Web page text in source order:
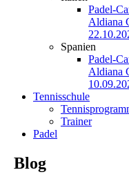
Padel-
Aldiana
Spanien
Padel-
Aldiana
Tennisschule
Trainer
Padel
Blog